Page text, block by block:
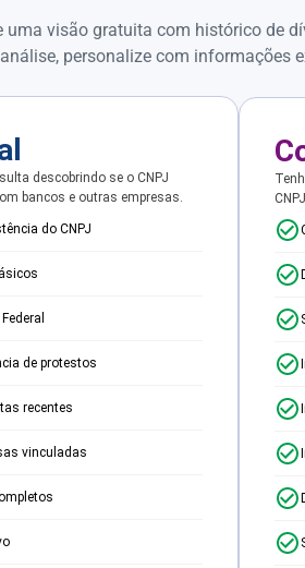
uma visão gratuita com histórico de
personalize com informações
descobrindo se o CNPJ
bancos e outras empresas.
do CNPJ
de protestos
recentes
vinculadas